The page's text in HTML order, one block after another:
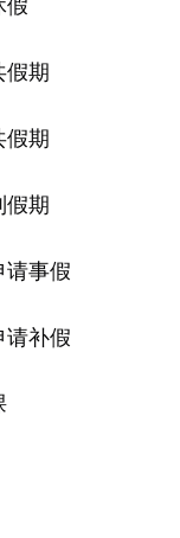
假
假期
假期
假期
请事假
请补假